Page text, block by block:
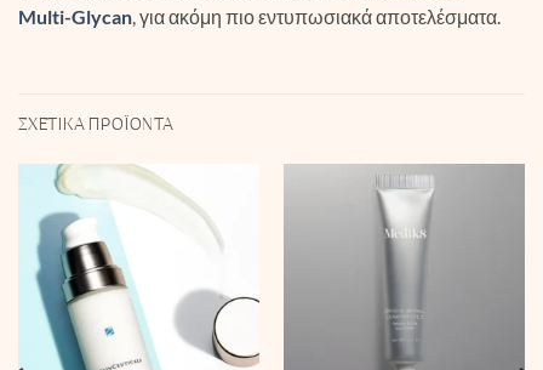
Multi-Glycan, για ακόμη πιο εντυπωσιακά αποτελέσματα.
ΣΧΕΤΙΚΆ ΠΡΟΪΌΝΤΑ